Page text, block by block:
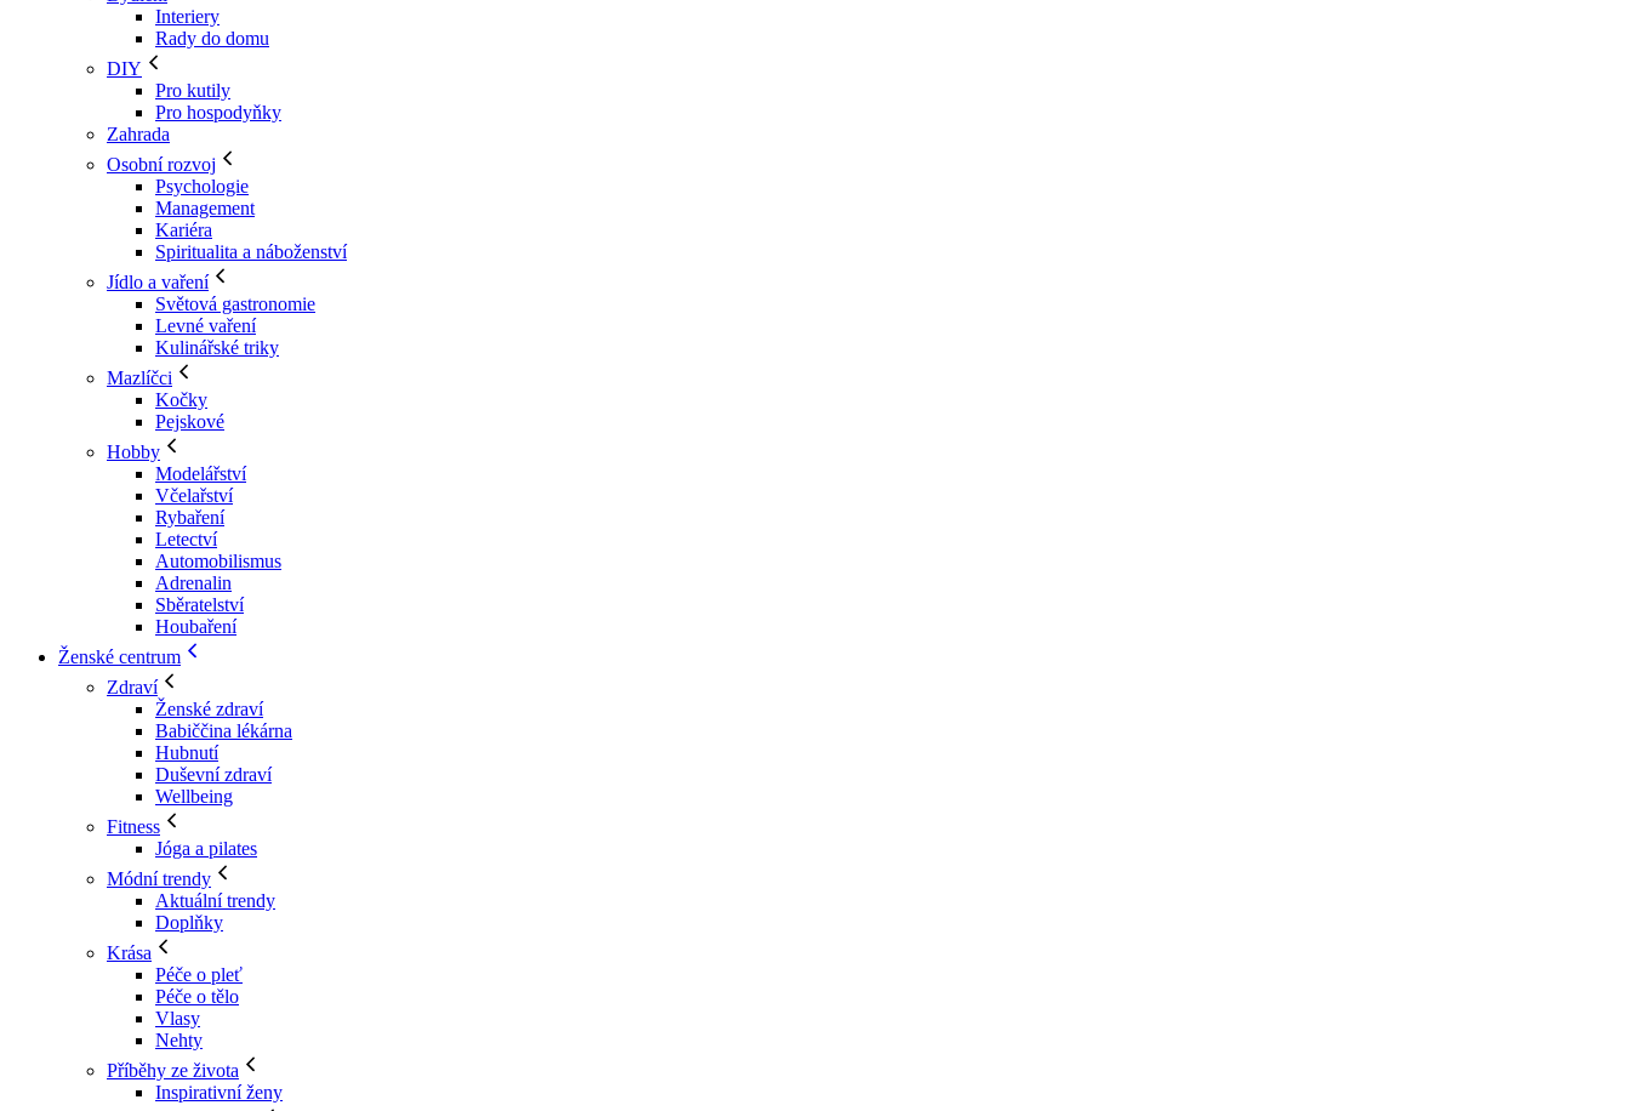
Interiery
Rady do domu
DIY
Pro kutily
Pro hospodyňky
Zahrada
Osobní rozvoj
Psychologie
Management
Kariéra
Spiritualita a náboženství
Jídlo a vaření
Světová gastronomie
Levné vaření
Kulinářské triky
Mazlíčci
Kočky
Pejskové
Hobby
Modelářství
Včelařství
Rybaření
Letectví
Automobilismus
Adrenalin
Sběratelství
Houbaření
Ženské centrum
Zdraví
Ženské zdraví
Babiččina lékárna
Hubnutí
Duševní zdraví
Wellbeing
Fitness
Jóga a pilates
Módní trendy
Aktuální trendy
Doplňky
Krása
Péče o pleť
Péče o tělo
Vlasy
Nehty
Příběhy ze života
Inspirativní ženy